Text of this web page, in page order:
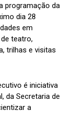
programação da
dia 28
em
teatro,
trilhas e visitas
é iniciativa
da Secretaria de
a